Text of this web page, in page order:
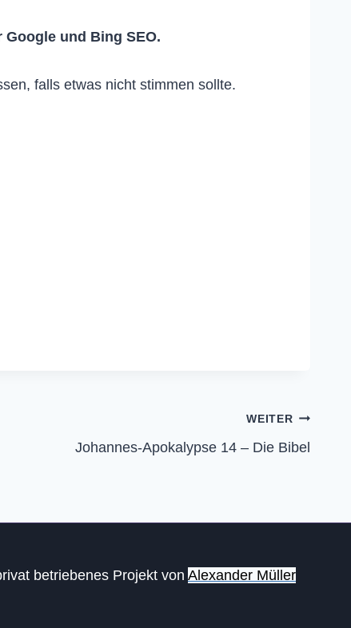
Google und Bing SEO.
falls etwas nicht stimmen sollte.
WEITER
Johannes-Apokalypse 14 – Die Bibel
betriebenes Projekt von Alexander Müller